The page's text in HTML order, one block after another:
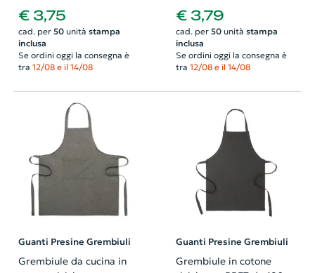
€ 3,75
cad. per 50unità stampa
inclusa
Se ordini oggi la consegna è
tra 12/08 e il 14/08
40X65CM
€ 3,79
cad. per 50unità stampa
inclusa
Se ordini oggi la consegna è
tra 12/08 e il 14/08
Guanti Presine Grembiuli
Grembiule da cucina in
Guanti Presine Grembiuli
Grembiule in cotone